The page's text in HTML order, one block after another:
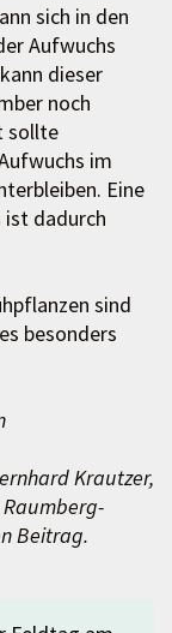
sich in den
Aufwuchs
dieser
noch
sollte
im
Eine
ist dadurch
sind
besonders
Krautzer,
Raumberg-
Beitrag.